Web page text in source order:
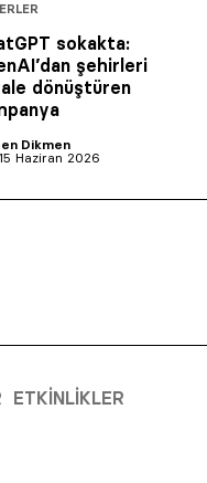
sokakta:
şehirleri
dönüştüren
Dikmen
15 Haziran 2026
ETKINLIKLER